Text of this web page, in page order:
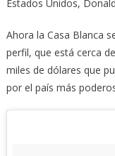
Estados Unidos,
Ahora la Casa Blanca
perfil, que está cerca
miles de dólares que
por el país más